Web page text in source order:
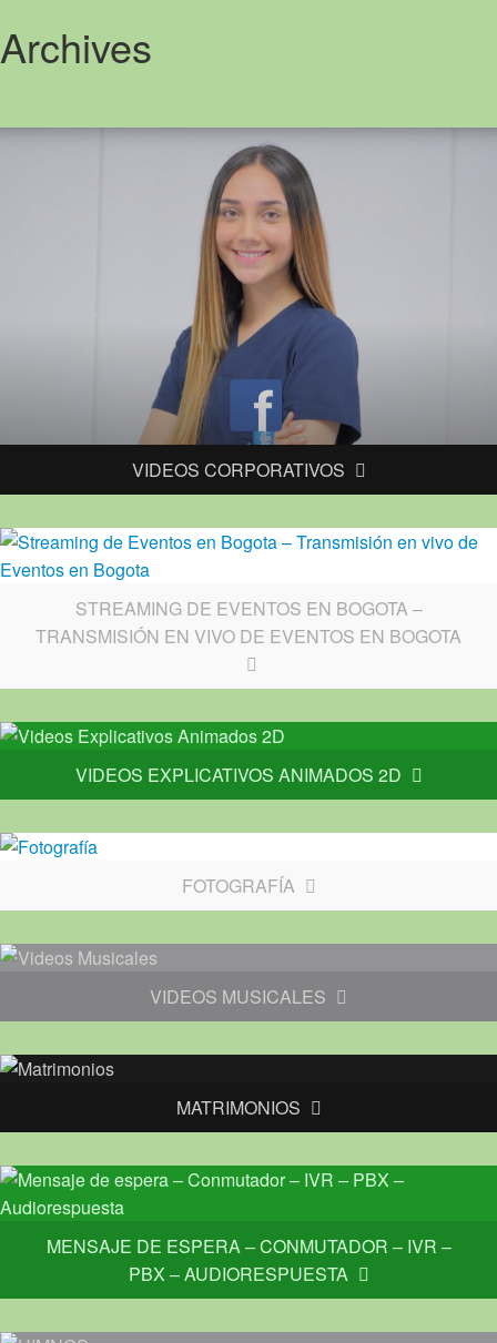
Archives
VIDEOS CORPORATIVOS
STREAMING DE EVENTOS EN BOGOTA –
TRANSMISIÓN EN VIVO DE EVENTOS EN BOGOTA
VIDEOS EXPLICATIVOS ANIMADOS 2D
FOTOGRAFÍA
VIDEOS MUSICALES
MATRIMONIOS
MENSAJE DE ESPERA – CONMUTADOR – IVR –
PBX – AUDIORESPUESTA